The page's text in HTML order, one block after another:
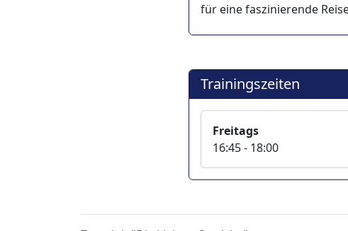
für eine faszinierende
Trainingszeiten
Freitags
16:45 - 18:00